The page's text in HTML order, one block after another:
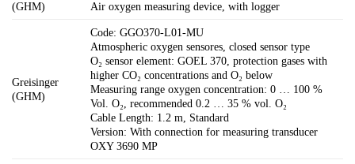
(GHM) Air oxygen measuring device, with logger
Greisinger
(GHM)
Code: GGO370-L01-MU
Atmospheric oxygen sensores, closed sensor type
O₂ sensor element: GOEL 370, protection gases with
higher CO₂ concentrations and O₂ below
Measuring range oxygen concentration: 0 … 100 %
Vol. O₂, recommended 0.2 … 35 % vol. O₂
Cable Length: 1.2 m, Standard
Version: With connection for measuring transducer
OXY 3690 MP